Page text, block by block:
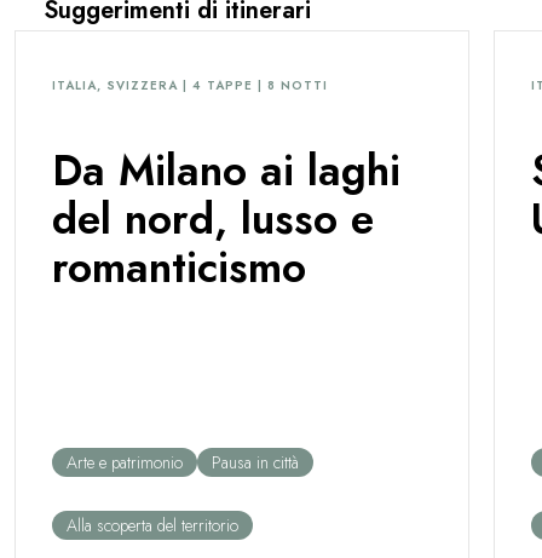
Suggerimenti di itinerari
ITALIA, SVIZZERA | 4 TAPPE | 8 NOTTI
Da Milano ai laghi
del nord, lusso e
romanticismo
Arte e patrimonio Pausa in città
Alla scoperta del territorio